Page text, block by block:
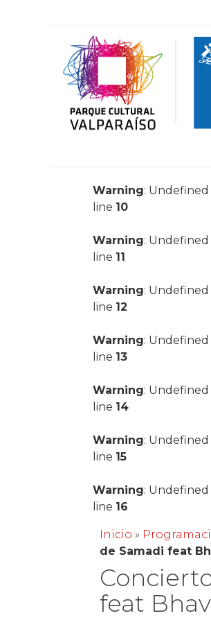
Warning:
line 10
Warning:
line 11
Warning:
line 12
Warning:
line 13
Warning:
line 14
Warning:
line 15
Warning:
line 16
Inicio »
de Samadi feat
feat